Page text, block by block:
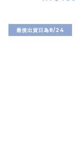
最後出貨日為8/24